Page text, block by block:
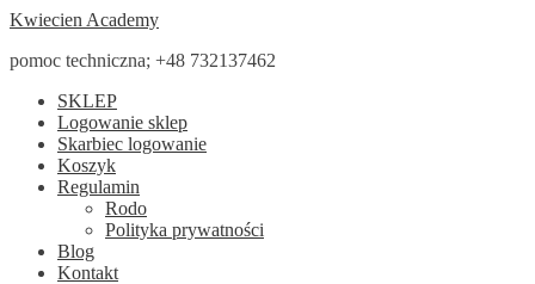
Przejdź
nawigacji
Przejdź
treści
Kwiecien Academy
pomoc techniczna; +48 732137462
SKLEP
Logowanie sklep
Skarbiec logowanie
Koszyk
Regulamin
Rodo
Polityka prywatności
Blog
Kontakt